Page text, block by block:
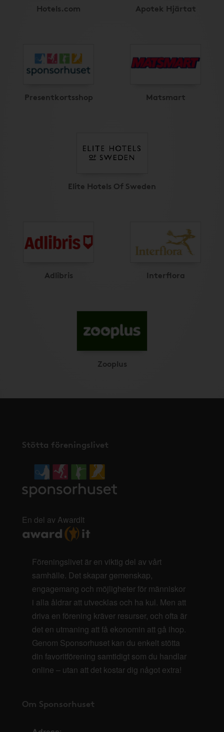
Hotels.com Apotek Hjärtat
Presentkortsshop Matsmart
Elite Hotels Of Sweden
Adlibris Interflora
Zooplus
Stötta föreningslivet
En del av AwardIt
Föreningslivet är en viktig del av vårt
samhälle. Det skapar gemenskap,
engagemang och möjligheter för människor
i alla åldrar att utvecklas och ha kul. Men att
driva en förening kräver resurser, och ofta är
det en utmaning att få ekonomin att gå ihop.
Genom Sponsorhuset kan du enkelt stötta
din favoritförening samtidigt som du handlar
online – utan att det kostar dig något extra!
Om Sponsorhuset